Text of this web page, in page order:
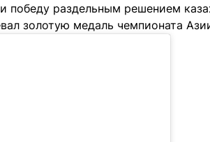
победу раздельным решением
золотую медаль чемпионата